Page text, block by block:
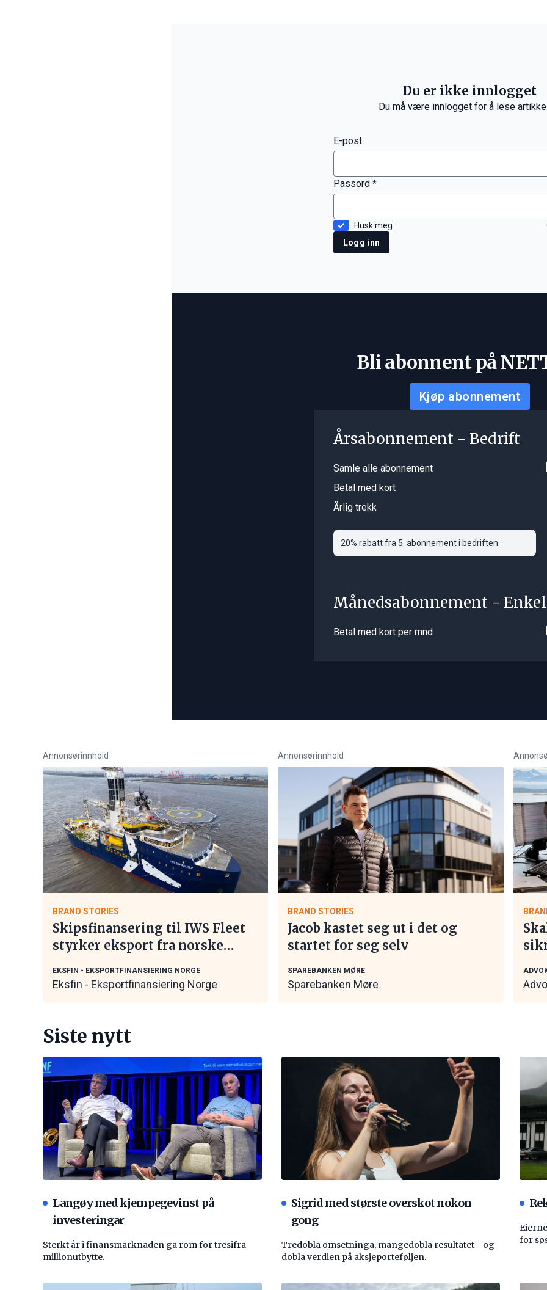
Du er ikke innlogget
Du må være innlogget for å lese
E-post
Passord *
Husk meg
Logg inn
Bli abonnent på
Kjøp abonnement
Årsabonnement - Bedrift
Samle alle abonnement
Betal med kort
Årlig trekk
20% rabatt fra 5. abonnement i bedriften.
Månedsabonnement -
Betal med kort per mnd
Annonsørinnhold
BRAND STORIES
Skipsfinansering til IWS Fleet
styrker eksport fra norske
EKSFIN - EKSPORTFINANSIERING NORGE
Eksfin - Eksportfinansiering Norge
Annonsørinnhold
BRAND STORIES
Jacob kastet seg ut i det og
startet for seg selv
SPAREBANKEN MØRE
Sparebanken Møre
Siste nytt
Langøy med kjempegevinst på
investeringar
Sterkt år i finansmarknaden ga rom for tresifra
millionutbytte.
Sigrid med største overskot nokon
gong
Tredobla omsetninga, mangedobla resultatet - og
dobla verdien på aksjeporteføljen.
for